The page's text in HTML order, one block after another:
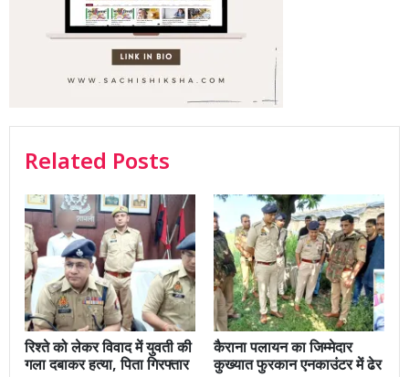
Related Posts
रिश्ते को लेकर विवाद में युवती की
गला दबाकर हत्या, पिता गिरफ्तार
कैराना पलायन का जिम्मेदार
कुख्यात फुरकान एनकाउंटर में ढेर